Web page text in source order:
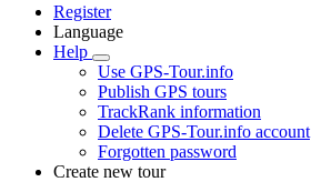
Register
Language
Help
Use GPS-Tour.info
Publish GPS tours
TrackRank information
Delete GPS-Tour.info account
Forgotten password
Create new tour